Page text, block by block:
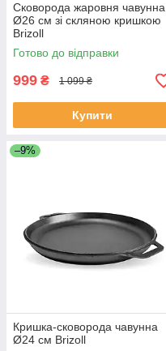
Сковорода жаровня чавунна
Ø26 см зі скляною кришкою
Brizoll
Готово до відправки
999 ₴ 1 099 ₴
Купити
–9%
Кришка-сковорода чавунна
Ø24 см Brizoll